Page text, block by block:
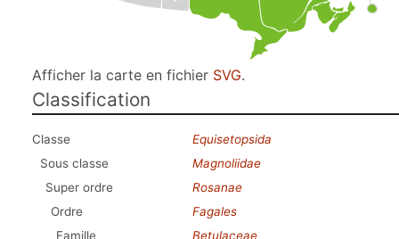
Afficher la carte en fichier SVG.
Classification
Classe
Equisetopsida
Sous classe
Magnoliidae
Super ordre
Rosanae
Ordre
Fagales
Famille
Betulaceae